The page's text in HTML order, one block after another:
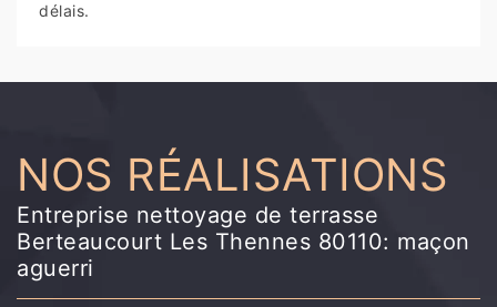
délais.
NOS RÉALISATIONS
Entreprise nettoyage de terrasse
Berteaucourt Les Thennes 80110: maçon
aguerri